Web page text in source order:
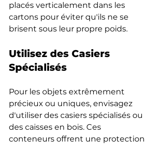
placés verticalement dans les
cartons pour éviter qu'ils ne se
brisent sous leur propre poids.
Utilisez des Casiers
Spécialisés
Pour les objets extrêmement
précieux ou uniques, envisagez
d'utiliser des casiers spécialisés ou
des caisses en bois. Ces
conteneurs offrent une protection